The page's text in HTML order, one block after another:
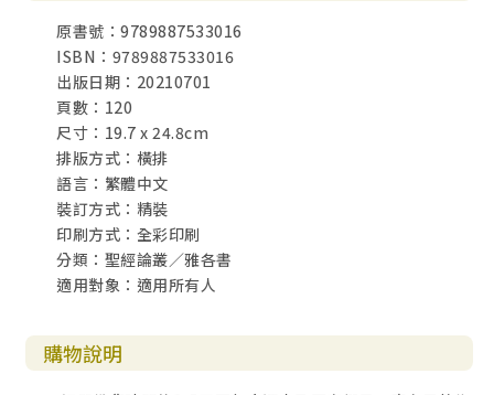
原書號：9789887533016
ISBN：9789887533016
出版日期：20210701
頁數：120
尺寸：19.7 x 24.8cm
排版方式：橫排
語言：繁體中文
裝訂方式：精裝
印刷方式：全彩印刷
分類：聖經論叢／雅各書
適用對象：適用所有人
購物說明